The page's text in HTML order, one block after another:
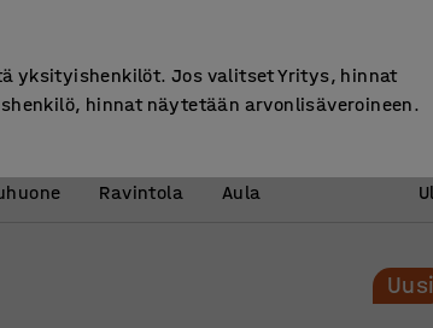
Ravintola
Aula
Uusi
yksityishenkilöt. Jos valitset Yritys, hinnat
hinnat näytetään arvonlisäveroineen.